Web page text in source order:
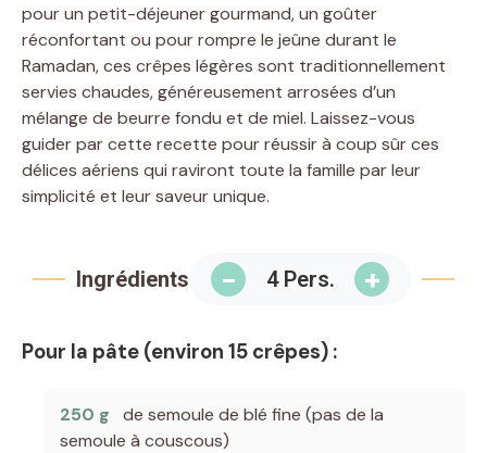
pour un petit-déjeuner gourmand, un goûter
réconfortant ou pour rompre le jeûne durant le
Ramadan, ces crêpes légères sont traditionnellement
servies chaudes, généreusement arrosées d’un
mélange de beurre fondu et de miel. Laissez-vous
guider par cette recette pour réussir à coup sûr ces
délices aériens qui raviront toute la famille par leur
simplicité et leur saveur unique.
Ingrédients − 4 Pers. +
Pour la pâte (environ 15 crêpes) :
250 g
de semoule de blé fine (pas de la
semoule à couscous)